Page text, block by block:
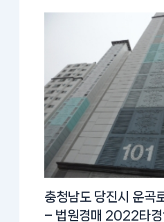
충청남도 당진시 운곡
– 법원경매 2022타